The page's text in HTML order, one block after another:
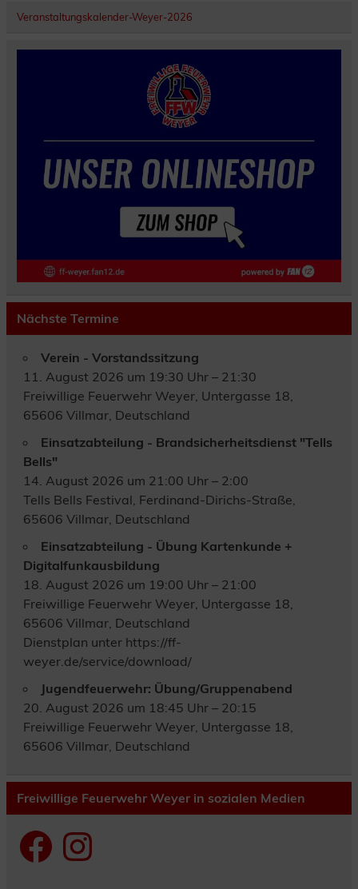
Veranstaltungskalender-Weyer-2026
Nächste Termine
Verein - Vorstandssitzung
11. August 2026 um 19:30 Uhr – 21:30
Freiwillige Feuerwehr Weyer, Untergasse 18,
65606 Villmar, Deutschland
Einsatzabteilung - Brandsicherheitsdienst "Tells
Bells"
14. August 2026 um 21:00 Uhr – 2:00
Tells Bells Festival, Ferdinand-Dirichs-Straße,
65606 Villmar, Deutschland
Einsatzabteilung - Übung Kartenkunde +
Digitalfunkausbildung
18. August 2026 um 19:00 Uhr – 21:00
Freiwillige Feuerwehr Weyer, Untergasse 18,
65606 Villmar, Deutschland
Dienstplan unter https://ff-
weyer.de/service/download/
Jugendfeuerwehr: Übung/Gruppenabend
20. August 2026 um 18:45 Uhr – 20:15
Freiwillige Feuerwehr Weyer, Untergasse 18,
65606 Villmar, Deutschland
Freiwillige Feuerwehr Weyer in sozialen Medien
FacebookInstagram